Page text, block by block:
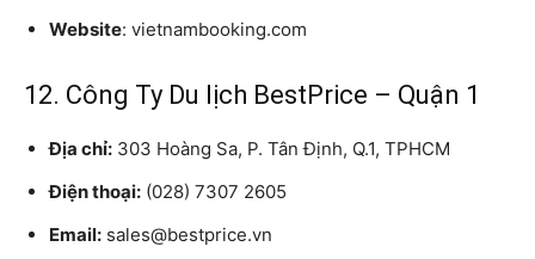
Website: vietnambooking.com
12. Công Ty Du lịch BestPrice – Quận 1
Địa chỉ: 303 Hoàng Sa, P. Tân Định, Q.1, TPHCM
Điện thoại: (028) 7307 2605
Email: sales@bestprice.vn